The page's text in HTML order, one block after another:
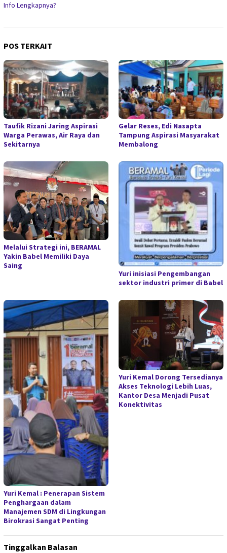
Info Lengkapnya?
POS TERKAIT
Taufik Rizani Jaring Aspirasi
Warga Perawas, Air Raya dan
Sekitarnya
Gelar Reses, Edi Nasapta
Tampung Aspirasi Masyarakat
Membalong
Melalui Strategi ini, BERAMAL
Yakin Babel Memiliki Daya
Saing
Yuri inisiasi Pengembangan
sektor industri primer di Babel
Yuri Kemal : Penerapan Sistem
Penghargaan dalam
Manajemen SDM di Lingkungan
Birokrasi Sangat Penting
Yuri Kemal Dorong Tersedianya
Akses Teknologi Lebih Luas,
Kantor Desa Menjadi Pusat
Konektivitas
Tinggalkan Balasan